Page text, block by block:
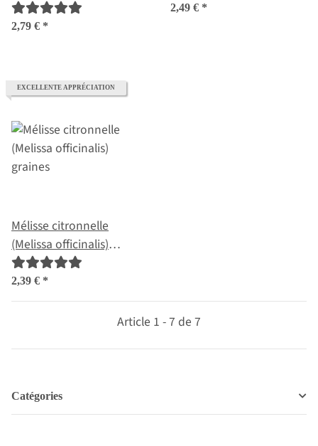
2,79 € *
2,49 € *
EXCELLENTE APPRÉCIATION
Mélisse citronnelle
(Melissa officinalis)
graines
2,39 € *
Article 1 - 7 de 7
Catégories